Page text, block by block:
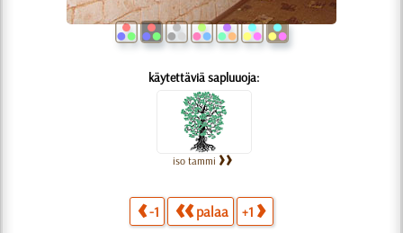
käytettäviä sapluuoja:
iso tammi
-1 palaa +1